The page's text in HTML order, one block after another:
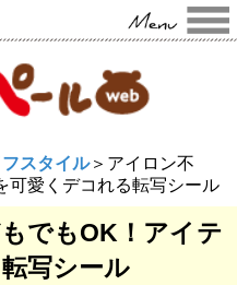
スタイル＞アイロン不
可愛くデコれる転写シール
でもOK！アイテ
写シール